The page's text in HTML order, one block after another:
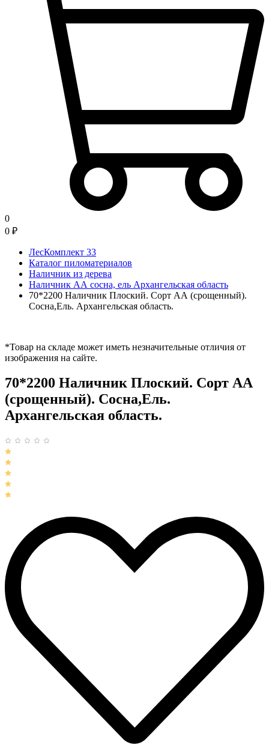
0
0 ₽
ЛесКомплект 33
Каталог пиломатериалов
Наличник из дерева
Наличник АА сосна, ель Архангельская область
70*2200 Наличник Плоский. Сорт АА (срощенный).
Сосна,Ель. Архангельская область.
*Товар на складе может иметь незначительные отличия от
изображения на сайте.
70*2200 Наличник Плоский. Сорт АА
(срощенный). Сосна,Ель.
Архангельская область.